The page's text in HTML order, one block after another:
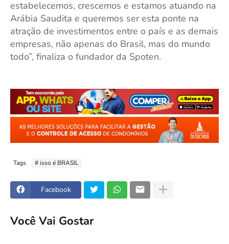
estabelecemos, crescemos e estamos atuando na
Arábia Saudita e queremos ser esta ponte na
atração de investimentos entre o país e as demais
empresas, não apenas do Brasil, mas do mundo
todo”, finaliza o fundador da Spoten.
Tags # isso é BRASIL
Facebook
Você Vai Gostar